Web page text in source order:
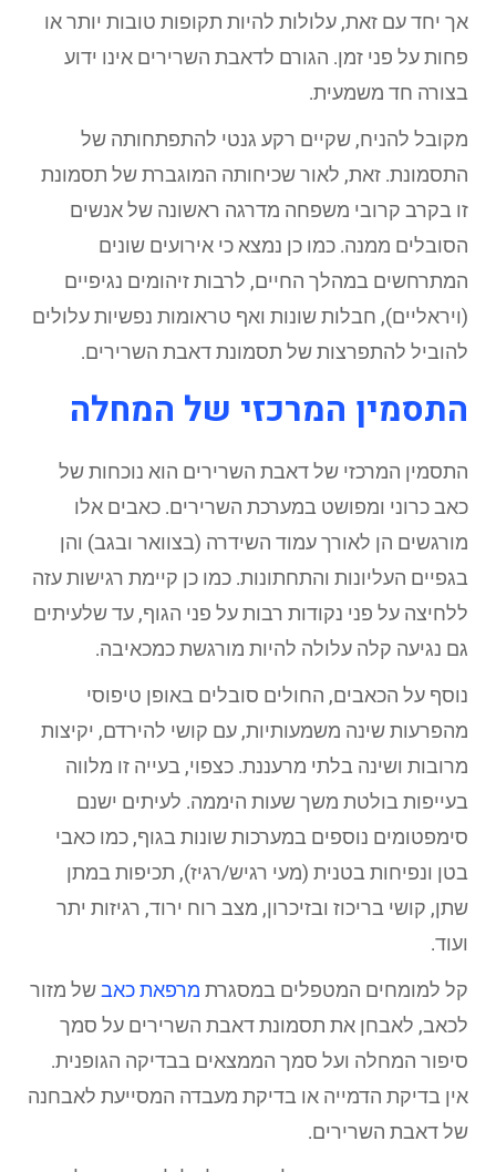
אך יחד עם זאת, עלולות להיות תקופות טובות יותר או
פחות על פני זמן. הגורם לדאבת השרירים אינו ידוע
בצורה חד משמעית.
מקובל להניח, שקיים רקע גנטי להתפתחותה של
התסמונת. זאת, לאור שכיחותה המוגברת של תסמונת
זו בקרב קרובי משפחה מדרגה ראשונה של אנשים
הסובלים ממנה. כמו כן נמצא כי אירועים שונים
המתרחשים במהלך החיים, לרבות זיהומים נגיפיים
(ויראליים), חבלות שונות ואף טראומות נפשיות עלולים
להוביל להתפרצות של תסמונת דאבת השרירים.
התסמין המרכזי של המחלה
התסמין המרכזי של דאבת השרירים הוא נוכחות של
כאב כרוני ומפושט במערכת השרירים. כאבים אלו
מורגשים הן לאורך עמוד השידרה (בצוואר ובגב) והן
בגפיים העליונות והתחתונות. כמו כן קיימת רגישות עזה
ללחיצה על פני נקודות רבות על פני הגוף, עד שלעיתים
גם נגיעה קלה עלולה להיות מורגשת כמכאיבה.
נוסף על הכאבים, החולים סובלים באופן טיפוסי
מהפרעות שינה משמעותיות, עם קושי להירדם, יקיצות
מרובות ושינה בלתי מרעננת. כצפוי, בעייה זו מלווה
בעייפות בולטת משך שעות היממה. לעיתים ישנם
סימפטומים נוספים במערכות שונות בגוף, כמו כאבי
בטן ונפיחות בטנית (מעי רגיש/רגיז), תכיפות במתן
שתן, קושי בריכוז ובזיכרון, מצב רוח ירוד, רגיזות יתר
ועוד.
קל למומחים המטפלים במסגרת מרפאת כאבשל מזור
לכאב, לאבחן את תסמונת דאבת השרירים על סמך
סיפור המחלה ועל סמך הממצאים בבדיקה הגופנית.
אין בדיקת הדמייה או בדיקת מעבדה המסייעת לאבחנה
של דאבת השרירים.